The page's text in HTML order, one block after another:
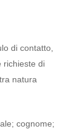
di contatto,
richieste di
natura
cognome;